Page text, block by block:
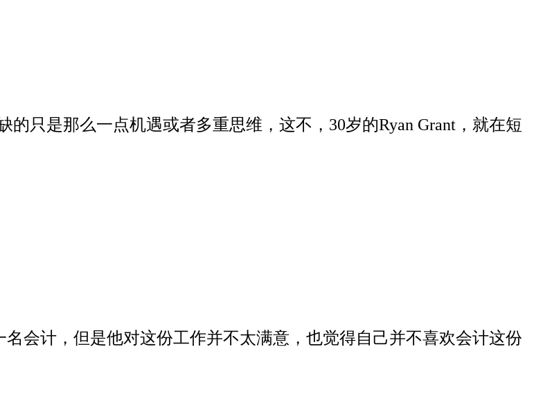
只是那么一点机遇或者多重思维，这不，30岁的Ryan Grant，就在短
名会计，但是他对这份工作并不太满意，也觉得自己并不喜欢会计这份